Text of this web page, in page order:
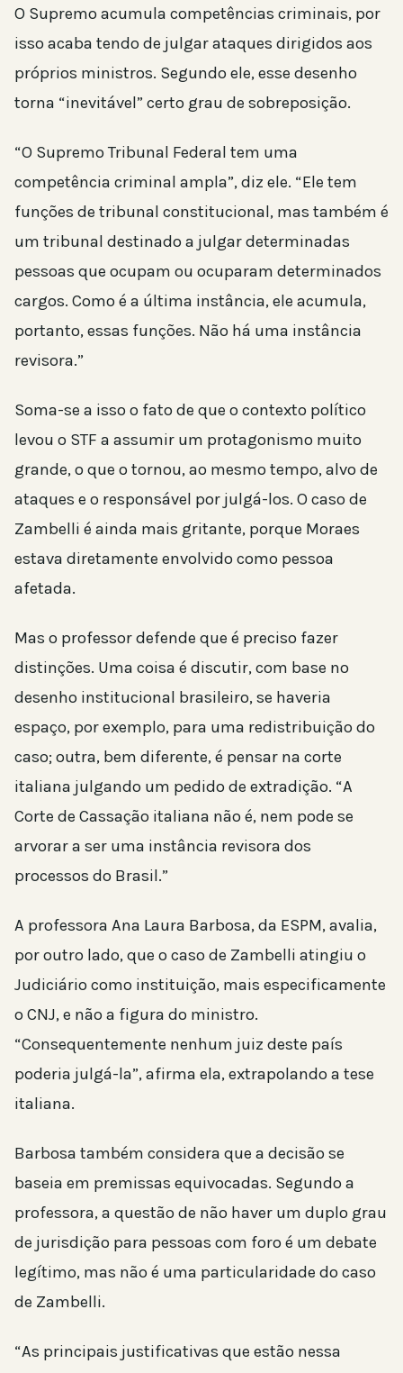
O Supremo acumula competências criminais, por
isso acaba tendo de julgar ataques dirigidos aos
próprios ministros. Segundo ele, esse desenho
torna “inevitável” certo grau de sobreposição.
“O Supremo Tribunal Federal tem uma
competência criminal ampla”, diz ele. “Ele tem
funções de tribunal constitucional, mas também é
um tribunal destinado a julgar determinadas
pessoas que ocupam ou ocuparam determinados
cargos. Como é a última instância, ele acumula,
portanto, essas funções. Não há uma instância
revisora.”
Soma-se a isso o fato de que o contexto político
levou o STF a assumir um protagonismo muito
grande, o que o tornou, ao mesmo tempo, alvo de
ataques e o responsável por julgá-los. O caso de
Zambelli é ainda mais gritante, porque Moraes
estava diretamente envolvido como pessoa
afetada.
Mas o professor defende que é preciso fazer
distinções. Uma coisa é discutir, com base no
desenho institucional brasileiro, se haveria
espaço, por exemplo, para uma redistribuição do
caso; outra, bem diferente, é pensar na corte
italiana julgando um pedido de extradição. “A
Corte de Cassação italiana não é, nem pode se
arvorar a ser uma instância revisora dos
processos do Brasil.”
A professora Ana Laura Barbosa, da ESPM, avalia,
por outro lado, que o caso de Zambelli atingiu o
Judiciário como instituição, mais especificamente
o CNJ, e não a figura do ministro.
“Consequentemente nenhum juiz deste país
poderia julgá-la”, afirma ela, extrapolando a tese
italiana.
Barbosa também considera que a decisão se
baseia em premissas equivocadas. Segundo a
professora, a questão de não haver um duplo grau
de jurisdição para pessoas com foro é um debate
legítimo, mas não é uma particularidade do caso
de Zambelli.
“As principais justificativas que estão nessa